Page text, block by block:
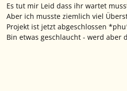
Es tut mir Leid dass ihr wartet
Aber ich musste ziemlich viel
Projekt ist jetzt abgeschlossen
Bin etwas geschlaucht - werd aber